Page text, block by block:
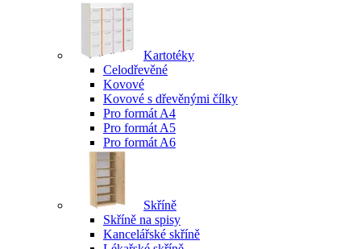
Kartotéky
Celodřevěné
Kovové
Kovové s dřevěnými čílky
Pro formát A4
Pro formát A5
Pro formát A6
Skříně
Skříně na spisy
Kancelářské skříně